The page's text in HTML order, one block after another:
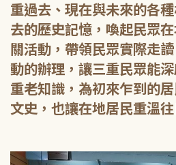
重過去、現在與未來的各
去的歷史記憶，喚起民眾
關活動，帶領民眾實際走
動的辦理，讓三重民眾能
重老知識，為初來乍到的
文史，也讓在地居民重溫往